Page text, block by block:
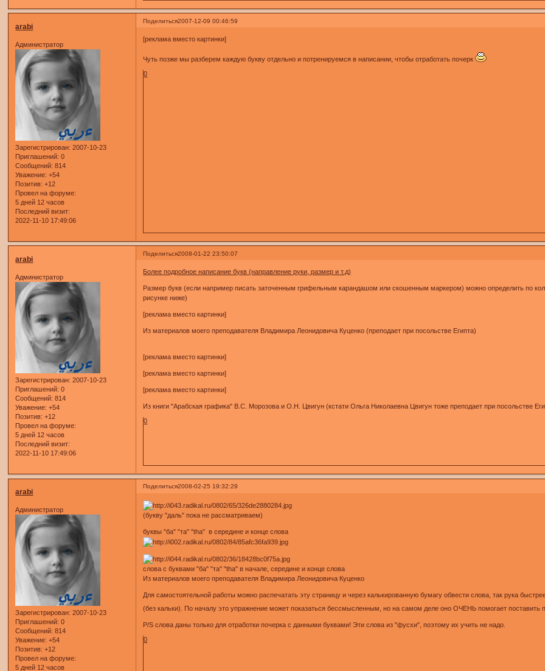
Поделиться2007-12-09 00:46:59
arabi
Администратор
Зарегистрирован: 2007-10-23
Приглашений: 0
Сообщений: 814
Уважение: +54
Позитив: +12
Провел на форуме:
5 дней 12 часов
Последний визит:
2022-11-10 17:49:06
[реклама вместо картинки]
Чуть позже мы разберем каждую букву отдельно и потренируемся в написании, чтобы отработать почерк
0
Поделиться2008-01-22 23:50:07
arabi
Администратор
Зарегистрирован: 2007-10-23
Приглашений: 0
Сообщений: 814
Уважение: +54
Позитив: +12
Провел на форуме:
5 дней 12 часов
Последний визит:
2022-11-10 17:49:06
Более подробное написание букв (направление руки, размер и т.д)
Размер букв (если например писать заточенным грифельным карандашом или скошенным маркером) можно определить по
рисунке ниже)
[реклама вместо картинки]
Из материалов моего преподавателя Владимира Леонидовича Куценко (преподает при посольстве Египта)
[реклама вместо картинки]
[реклама вместо картинки]
[реклама вместо картинки]
Из книги "Арабская графика" В.С. Морозова и О.Н. Цвигун (кстати Ольга Николаевна Цвигун тоже преподает при посольстве
0
Поделиться2008-02-25 19:32:29
arabi
Администратор
Зарегистрирован: 2007-10-23
Приглашений: 0
Сообщений: 814
Уважение: +54
Позитив: +12
Провел на форуме:
5 дней 12 часов
(букву "даль" пока не рассматриваем)
буквы "ба" "та" "tha" в середине и конце слова
слова с буквами "ба" "та" "tha" в начале, середине и конце слова
Из материалов моего преподавателя Владимира Леонидовича Куценко
Для самостоятельной работы можно распечатать эту страницу и через калькированную бумагу обвести слова, так рука
(без кальки). По началу это упражнение может показаться бессмысленным, но на самом деле оно ОЧЕНЬ помогает поставить
P/S слова даны только для отработки почерка с данными буквами! Эти слова из "фусхи", поэтому их учить не надо.
0